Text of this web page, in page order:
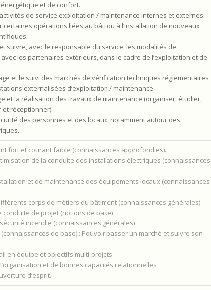
énergétique et de confort.
de service exploitation / maintenance internes et externes.
certaines opérations liées au bâti ou à l’installation de nouveaux
suivre, avec le responsable du service, les modalités de
les partenaires extérieurs, dans le cadre de l’exploitation et de
et le suivi des marchés de vérification techniques réglementaires
externalisées d’exploitation / maintenance.
et la réalisation des travaux de maintenance (organiser, étudier,
réceptionner).
des personnes et des locaux, notamment autour des
fort et courant faible (connaissances approfondies).
de la conduite des installations électriques (connaissances
et de maintenance des équipements locaux (connaissances
corps de métiers du bâtiment (connaissances générales)
conduite de projet (notions de base)
incendie (connaissances générales)
de base) : Pouvoir passer un marché et suivre son
en équipe et objectifs multi-projets
et de bonnes capacités relationnelles
d’esprit.